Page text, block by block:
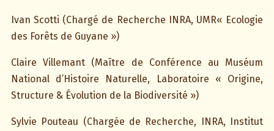
Ivan Scotti (Chargé de Recherche INRA, UMR« Ecologie
des Forêts de Guyane »)
Claire Villemant (Maître de Conférence au Muséum
National d’Histoire Naturelle, Laboratoire « Origine,
Structure & Évolution de la Biodiversité »)
Sylvie Pouteau (Chargée de Recherche, INRA, Institut